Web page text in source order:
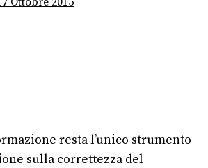
resta l’unico strumento
sulla correttezza del